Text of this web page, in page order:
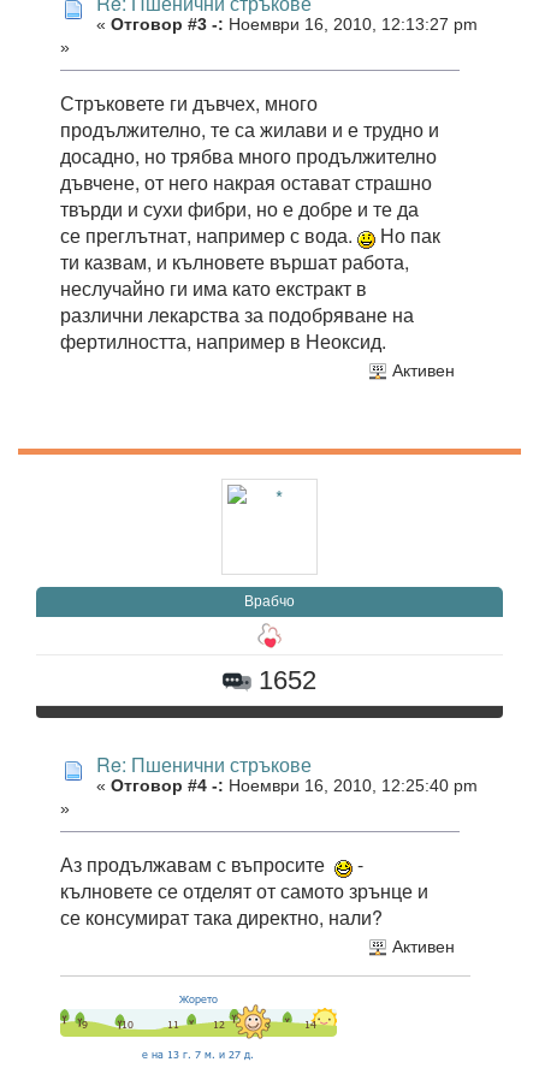
« Отговор #3 -: Ноември 16, 2010, 12:13:27 pm
»
Стръковете ги дъвчех, много
продължително, те са жилави и е трудно и
досадно, но трябва много продължително
дъвчене, от него накрая остават страшно
твърди и сухи фибри, но е добре и те да
се преглътнат, например с вода.
Но пак
ти казвам, и кълновете вършат работа,
неслучайно ги има като екстракт в
различни лекарства за подобряване на
фертилността, например в Неоксид.
Активен
Врабчо
1652
Re: Пшенични стръкове
« Отговор #4 -: Ноември 16, 2010, 12:25:40 pm
»
Аз продължавам с въпросите
-
кълновете се отделят от самото зрънце и
се консумират така директно, нали?
Активен